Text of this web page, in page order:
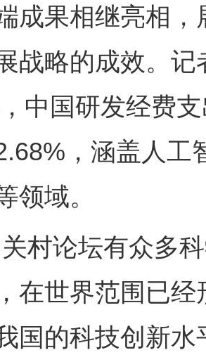
成果相继亮相
战略的成效。
中国研发经费
，涵盖人
领域。
论坛有众多科
在世界范围已
国的科技创新